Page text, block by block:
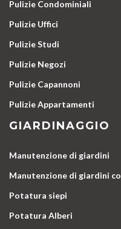
Pulizie Condominiali
Pulizie Uffici
Pulizie Studi
Pulizie Negozi
Pulizie Capannoni
Pulizie Appartamenti
GIARDINAGGIO
Manutenzione di giardini
Manutenzione di giardini
Potatura siepi
Potatura Alberi